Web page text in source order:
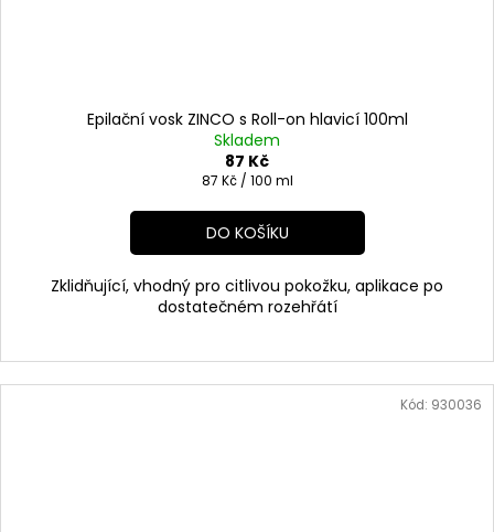
Epilační vosk ZINCO s Roll-on hlavicí 100ml
Skladem
87 Kč
Měrná
87 Kč / 100 ml
DO KOŠÍKU
Zklidňující, vhodný pro citlivou pokožku, aplikace po
dostatečném rozehřátí
Kód: 930036